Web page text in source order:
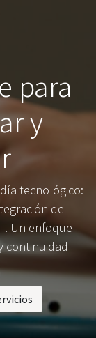
para
y
tecnológico:
de
Un enfoque
continuidad